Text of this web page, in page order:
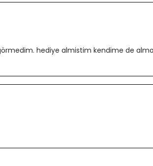
hediye almistim kendime de